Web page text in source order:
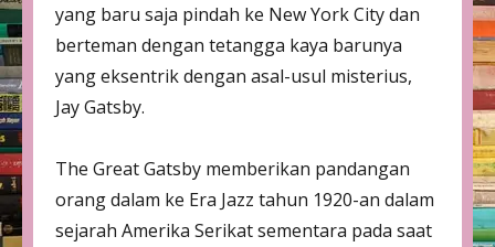
yang baru saja pindah ke New York City dan
berteman dengan tetangga kaya barunya
yang eksentrik dengan asal-usul misterius,
Jay Gatsby.
The Great Gatsby memberikan pandangan
orang dalam ke Era Jazz tahun 1920-an dalam
sejarah Amerika Serikat sementara pada saat